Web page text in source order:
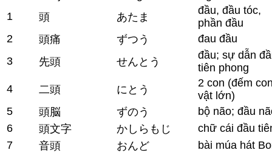
1
頭 あたま
đầu, đầu tóc,
phần đầu
2
頭痛 ずつう
đau đầu
3
先頭 せんとう
đầu; sự dẫn
tiên phong
4
二頭 にとう
2 con (đếm con
vật lớn)
5
頭脳 ずのう
bộ não; đầu
6
頭文字 かしらもじ
chữ cái đầu
7
音頭 おんど
bài múa hát